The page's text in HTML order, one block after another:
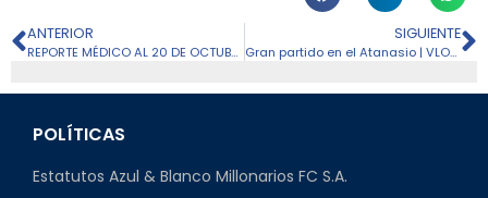
ANTERIOR
REPORTE MÉDICO AL 20 DE OCTUBRE 2023
SIGUIENTE
Gran partido en el Atanasio | VLOG DIM vs MFC 📹🔵🔝
POLÍTICAS
Estatutos Azul & Blanco Millonarios FC S.A.